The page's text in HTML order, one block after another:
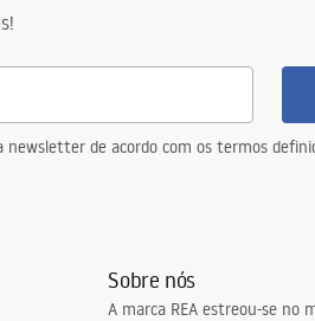
newsletter de acordo com os termos
Sobre nós
A marca REA estreou-se no